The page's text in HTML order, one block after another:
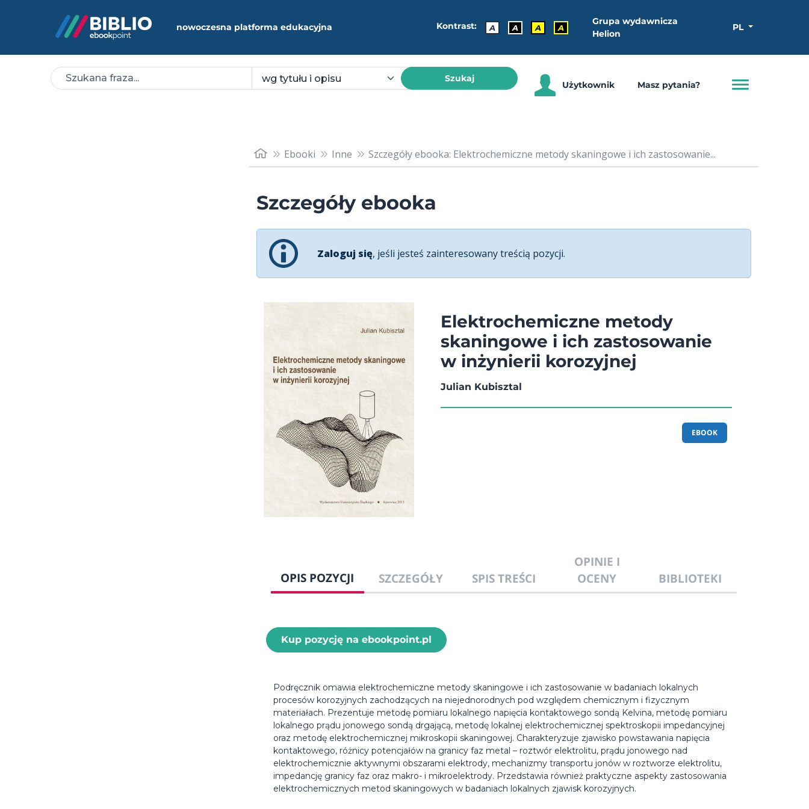
nowoczesna platforma edukacyjna Kontrast: A A A A
Grupa wydawnicza
Helion
PL
Szukaj
Użytkownik Masz pytania?
Ebooki Inne Szczegóły ebooka: Elektrochemiczne metody skaningowe i ich zastosowanie...
Szczegóły ebooka
Zaloguj się, jeśli jesteś zainteresowany treścią pozycji.
Elektrochemiczne metody
skaningowe i ich zastosowanie
w inżynierii korozyjnej
Julian Kubisztal
EBOOK
OPIS POZYCJI SZCZEGÓŁY SPIS TREŚCI
OPINIE I
OCENY
BIBLIOTEKI
Kup pozycję na ebookpoint.pl
Podręcznik omawia elektrochemiczne metody skaningowe i ich zastosowanie w badaniach lokalnych
procesów korozyjnych zachodzących na niejednorodnych pod względem chemicznym i fizycznym
materiałach. Prezentuje metodę pomiaru lokalnego napięcia kontaktowego sondą Kelvina, metodę pomiaru
lokalnego prądu jonowego sondą drgającą, metodę lokalnej elektrochemicznej spektroskopii impedancyjnej
oraz metodę elektrochemicznej mikroskopii skaningowej. Charakteryzuje zjawisko powstawania napięcia
kontaktowego, różnicy potencjałów na granicy faz metal – roztwór elektrolitu, prądu jonowego nad
elektrochemicznie aktywnymi obszarami elektrody, mechanizmy transportu jonów w roztworze elektrolitu,
impedancję granicy faz oraz makro- i mikroelektrody. Przedstawia również praktyczne aspekty zastosowania
elektrochemicznych metod skaningowych w badaniach lokalnych zjawisk korozyjnych.